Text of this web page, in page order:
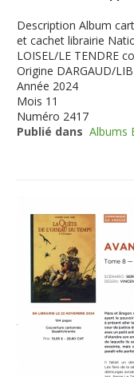
Description Album
et cachet librairie
LOISEL/LE TENDRE
Origine DARGAUD/
Année 2024
Mois 11
Numéro 2417
Publié dans Albums